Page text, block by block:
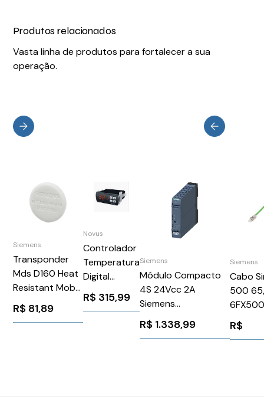
Produtos relacionados
Vasta linha de produtos para fortalecer a sua
operação.
Siemens
Transponder
Mds D160 Heat
Resistant Moby
6GT26000AB10
R$ 81,89
Novus
Controlador
Temperatura
Digital
Programável
Relé 1NA
R$ 315,99
Siemens
Módulo Compacto
4S 24Vcc 2A
Siemens
3RK21001CG002AA2
R$ 1.338,99
Siemens
Cabo
500
R$